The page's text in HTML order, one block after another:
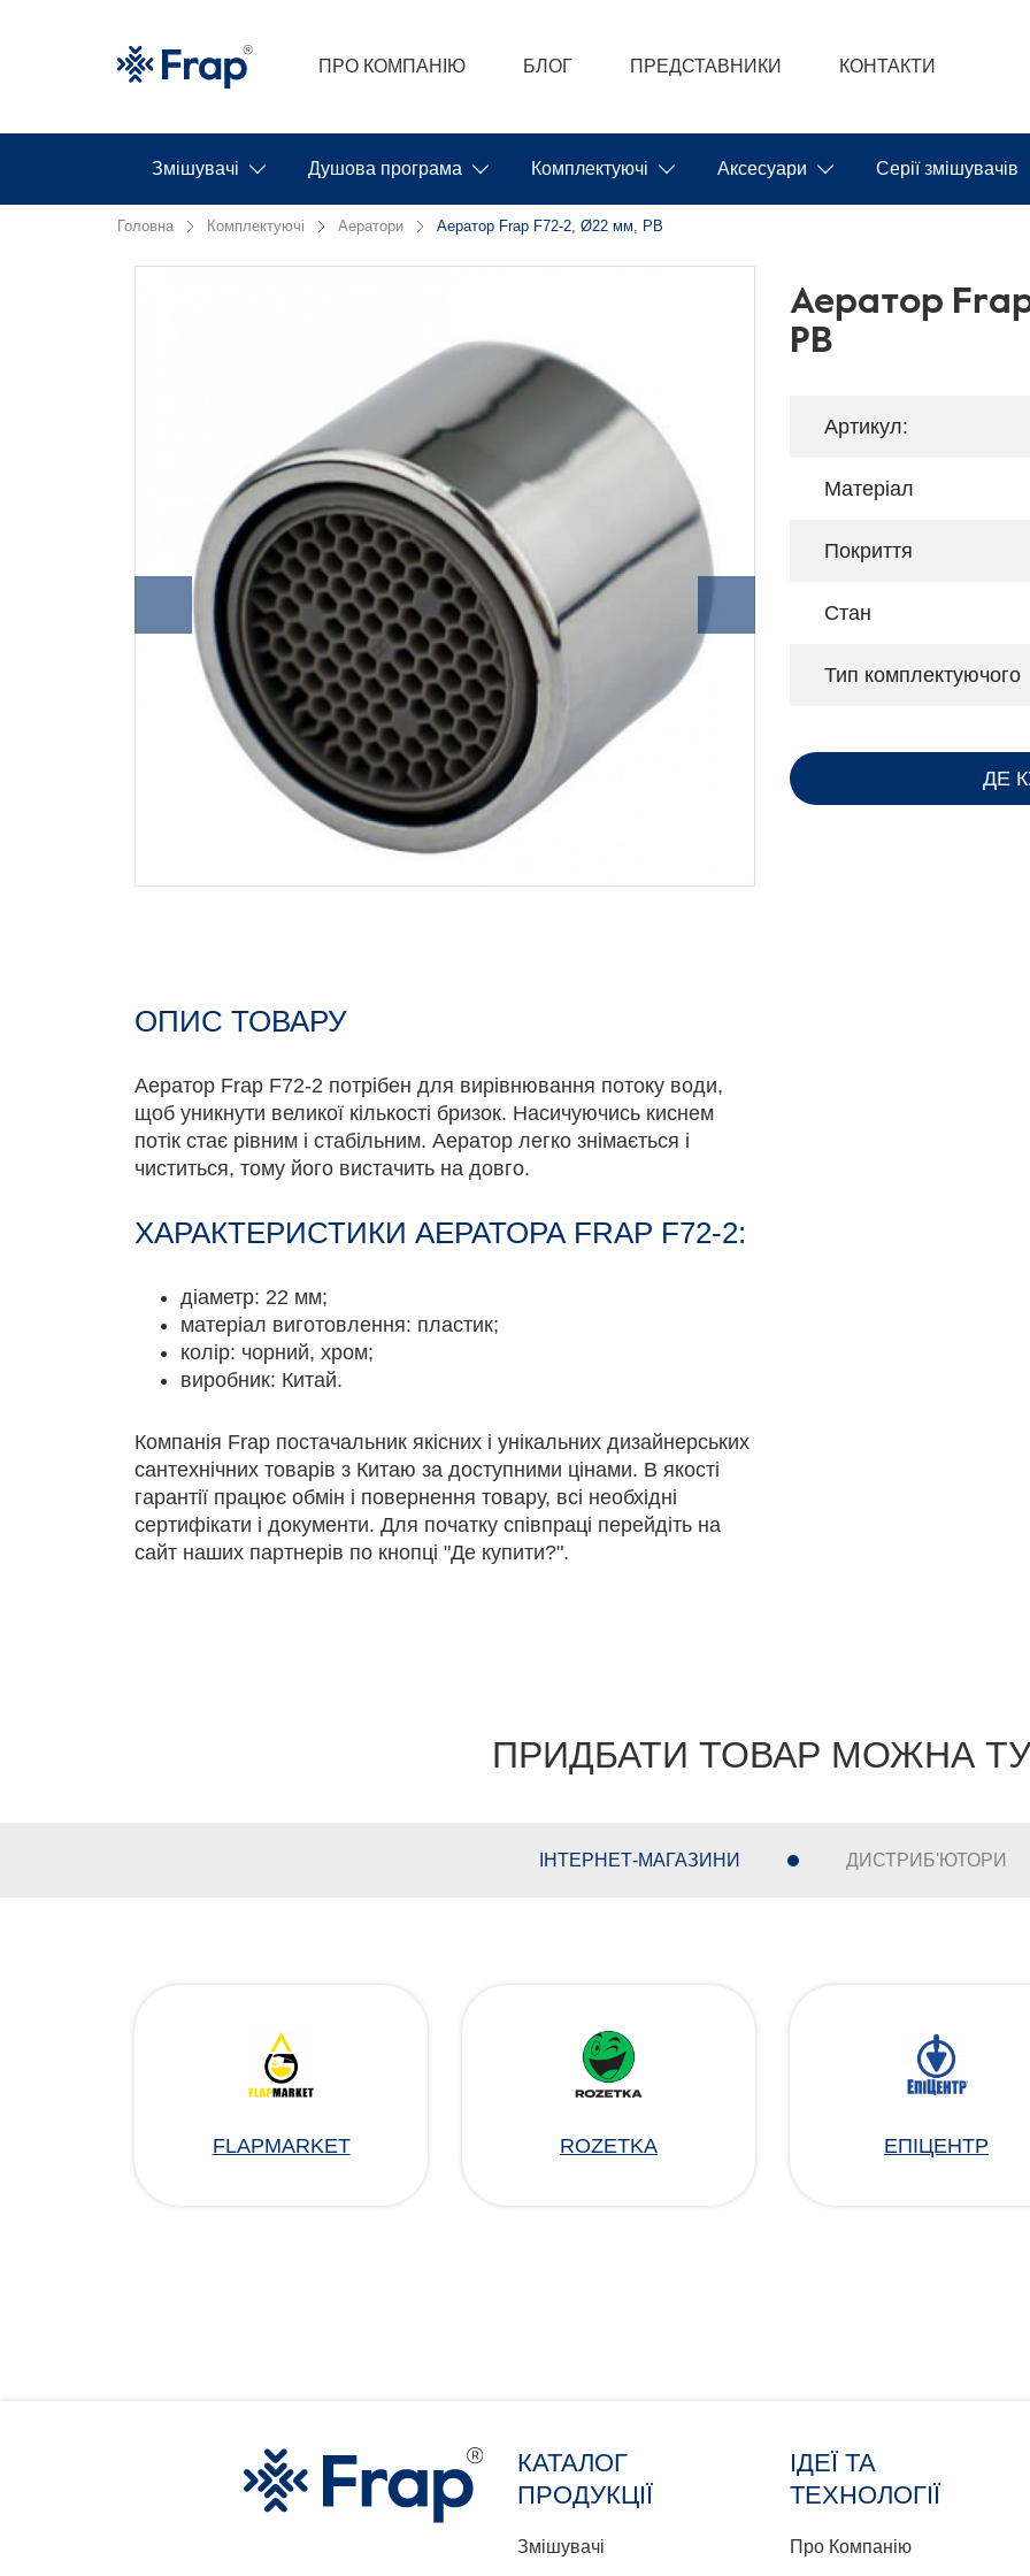
ПРО КОМПАНІЮ БЛОГ ПРЕДСТАВНИКИ КОНТАКТИ
Змішувачі Душова програма Комплектуючі Аксесуари Серії змішувачів
Головна Комплектуючі Аератори Аератор Frap F72-2, Ø22 мм, РВ
ОПИС ТОВАРУ
Аератор Frap F72-2 потрібен для вирівнювання потоку води,
щоб уникнути великої кількості бризок. Насичуючись киснем
потік стає рівним і стабільним. Аератор легко знімається і
чиститься, тому його вистачить на довго.
ХАРАКТЕРИСТИКИ АЕРАТОРА FRAP F72-2:
діаметр: 22 мм;
матеріал виготовлення: пластик;
колір: чорний, хром;
виробник: Китай.
Компанія Frap постачальник якісних і унікальних дизайнерських
сантехнічних товарів з Китаю за доступними цінами. В якості
гарантії працює обмін і повернення товару, всі необхідні
сертифікати і документи. Для початку співпраці перейдіть на
сайт наших партнерів по кнопці "Де купити?".
Аератор
РВ
Артикул:
Матеріал
Покриття
Стан
Тип комплектуючого
ДЕ
ПРИДБАТИ ТОВАР МОЖНА
ІНТЕРНЕТ-МАГАЗИНИ ДИСТРИБ'ЮТОРИ
FLAPMARKET ROZETKA ЕПІЦЕНТР
КАТАЛОГ
ПРОДУКЦІЇ
Змішувачі
ІДЕЇ ТА
ТЕХНОЛОГІЇ
Про Компанію